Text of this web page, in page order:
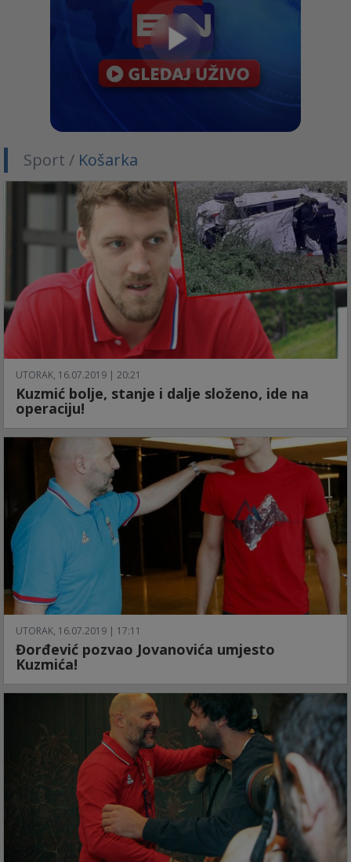
Sport / Košarka
UTORAK, 16.07.2019 | 20:21
Kuzmić bolje, stanje i dalje složeno, ide na
operaciju!
UTORAK, 16.07.2019 | 17:11
Đorđević pozvao Jovanovića umjesto
Kuzmića!